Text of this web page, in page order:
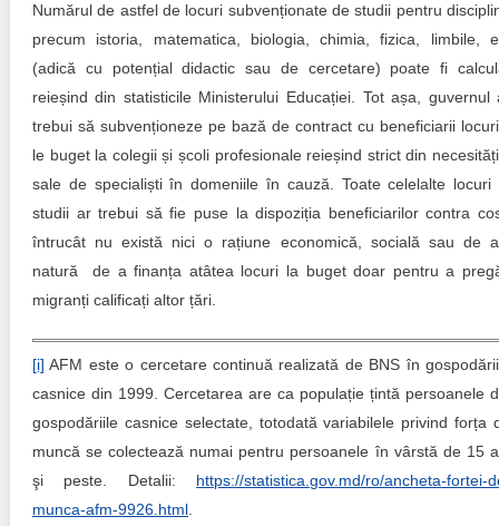
Numărul de astfel de locuri subvenționate de studii pentru
precum istoria, matematica, biologia, chimia, fizica, limbile,
(adică cu potențial didactic sau de cercetare) poate fi
reieșind din statisticile Ministerului Educației. Tot așa, guvernul
trebui să subvenționeze pe bază de contract cu beneficiarii
le buget la colegii și școli profesionale reieșind strict din
sale de specialiști în domeniile în cauză. Toate celelalte locuri
studii ar trebui să fie puse la dispoziția beneficiarilor contra
întrucât nu există nici o rațiune economică, socială sau de
natură de a finanța atâtea locuri la buget doar pentru a
migranți calificați altor țări.
[i] AFM este o cercetare continuă realizată de BNS în
casnice din 1999. Cercetarea are ca populație țintă persoanele
gospodăriile casnice selectate, totodată variabilele privind forța
muncă se colectează numai pentru persoanele în vârstă de 15
şi peste. Detalii: https://statistica.gov.md/ro/ancheta-fortei-
munca-afm-9926.html.